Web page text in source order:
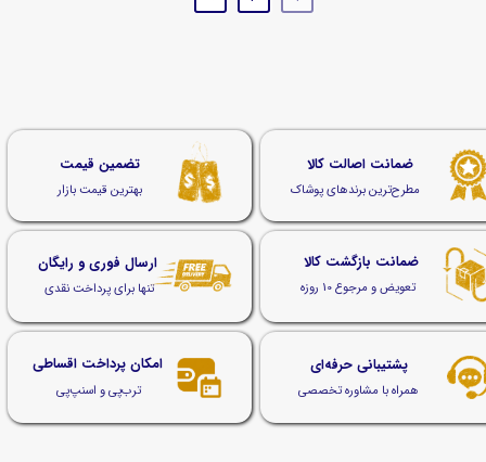
ضمانت اصالت کالا
مطرح‌ترین برندهای پوشاک
تعویض و مرجوع 10 روزه
ضمانت بازگشت کالا
ترب‌پی و اسنپ‌پی
امکان پرداخت اقساطی
ارسال فوری و رایگان
تنها برای پرداخت نقدی
تضمین قیمت
بهترین قیمت بازار
پشتیبانی حرفه‌ای
همراه با مشاوره تخصصی